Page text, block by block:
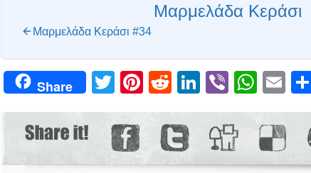
Μαρμελάδα Κεράσι
Μαρμελάδα Κεράσι #34
Share Twitter
Pinterest
RedditLinkedIn
Viber